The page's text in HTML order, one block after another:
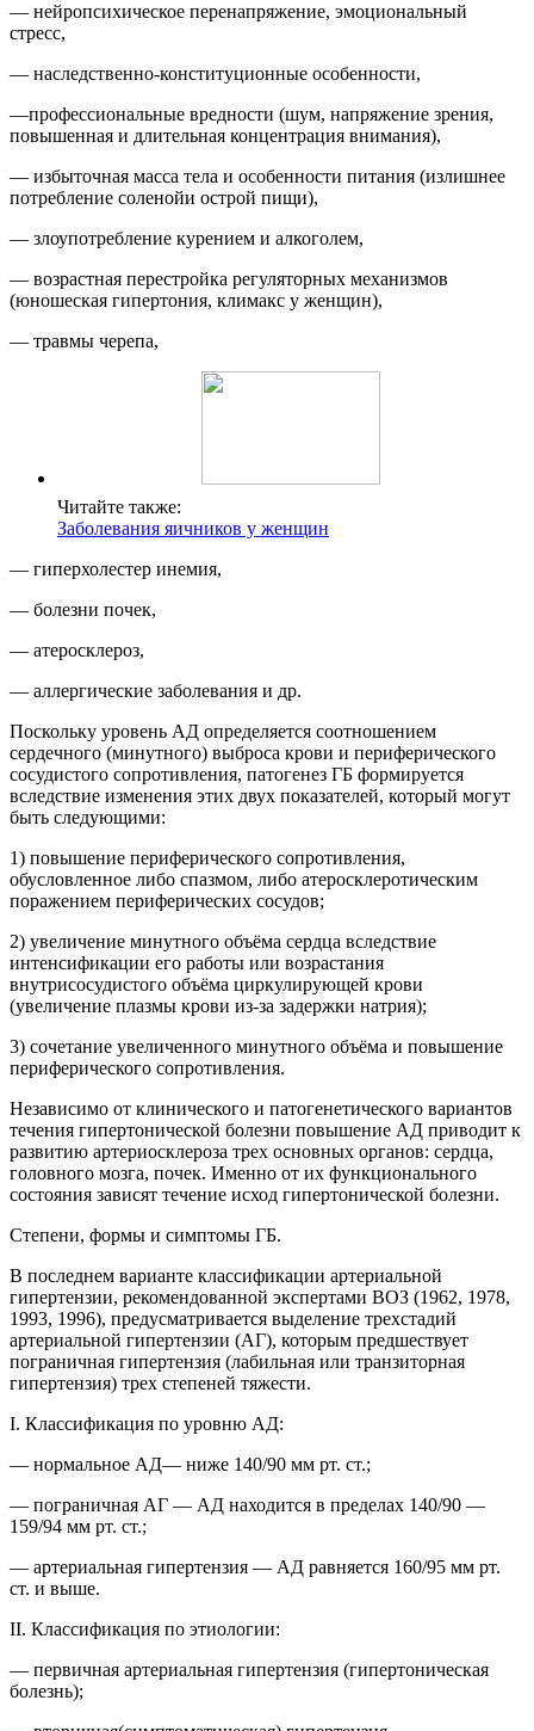
— нейропсихическое перенапряжение, эмоциональный
стресс,
— наследственно-конституционные особенности,
—профессиональные вредности (шум, напряжение зрения,
повышенная и длительная концентрация внимания),
— избыточная масса тела и особенности питания (излишнее
потребление соленойи острой пищи),
— злоупотребление курением и алкоголем,
— возрастная перестройка регуляторных механизмов
(юношеская гипертония, климакс у женщин),
— травмы черепа,
Читайте также:
Заболевания яичников у женщин
— гиперхолестер инемия,
— болезни почек,
— атеросклероз,
— аллергические заболевания и др.
Поскольку уровень АД определяется соотношением
сердечного (минутного) выброса крови и периферического
сосудистого сопротивления, патогенез ГБ формируется
вследствие изменения этих двух показателей, который могут
быть следующими:
1) повышение периферического сопротивления,
обусловленное либо спазмом, либо атеросклеротическим
поражением периферических сосудов;
2) увеличение минутного объёма сердца вследствие
интенсификации его работы или возрастания
внутрисосудистого объёма циркулирующей крови
(увеличение плазмы крови из-за задержки натрия);
3) сочетание увеличенного минутного объёма и повышение
периферического сопротивления.
Независимо от клинического и патогенетического вариантов
течения гипертонической болезни повышение АД приводит к
развитию артериосклероза трех основных органов: сердца,
головного мозга, почек. Именно от их функционального
состояния зависят течение исход гипертонической болезни.
Степени, формы и симптомы ГБ.
В последнем варианте классификации артериальной
гипертензии, рекомендованной экспертами ВОЗ (1962, 1978,
1993, 1996), предусматривается выделение трехстадий
артериальной гипертензии (АГ), которым предшествует
пограничная гипертензия (лабильная или транзиторная
гипертензия) трех степеней тяжести.
I. Классификация по уровню АД:
— нормальное АД— ниже 140/90 мм рт. ст.;
— пограничная АГ — АД находится в пределах 140/90 —
159/94 мм рт. ст.;
— артериальная гипертензия — АД равняется 160/95 мм рт.
ст. и выше.
II. Классификация по этиологии:
— первичная артериальная гипертензия (гипертоническая
болезнь);